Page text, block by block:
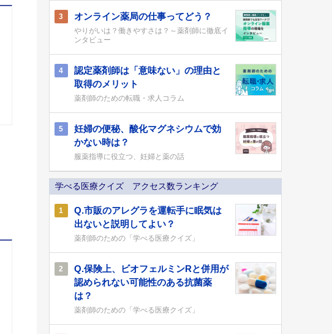
3 オンライン薬局の仕事ってどう？
やりがいは？働きやすさは？～薬剤師に徹底イ
ンタビュー
4
認定薬剤師は「意味ない」の理由と
取得のメリット
薬剤師のための転職・求人コラム
5
妊婦の便秘、酸化マグネシウムで効
かない時は？
服薬指導に役立つ、妊婦と薬の話
学べる医療クイズ アクセス数ランキング
1
Q.市販のアレグラを運転手に眠気は
出ないと説明してよい？
薬剤師のための「学べる医療クイズ」
2
Q.保険上、ビオフェルミンRと併用が
認められない可能性のある抗菌薬
は？
薬剤師のための「学べる医療クイズ」